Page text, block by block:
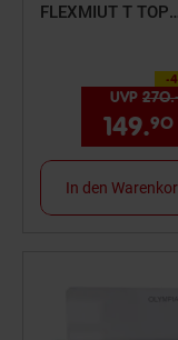
FLEXMIUT T TOP
-
Sie Sparen
UVP
149.90
In den